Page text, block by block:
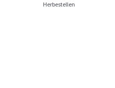
Herbestellen